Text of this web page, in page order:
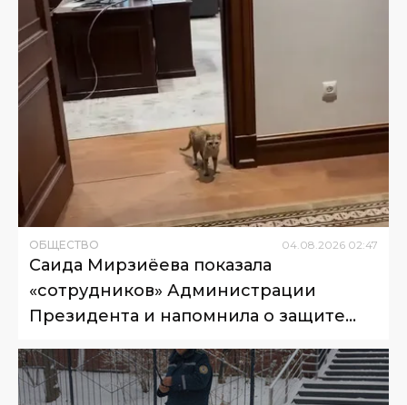
ОБЩЕСТВО 04.08.2026 02:47
Саида Мирзиёева показала
«сотрудников» Администрации
Президента и напомнила о защите